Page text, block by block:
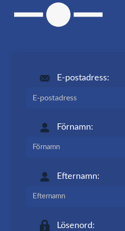
E-postadress:
Förnamn:
Efternamn:
Lösenord: